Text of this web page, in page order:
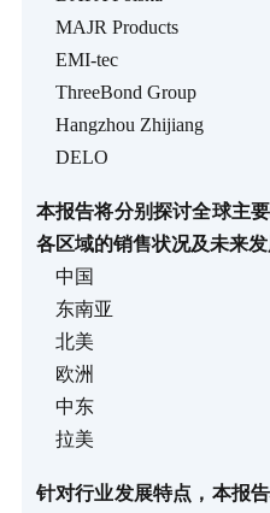
MAJR Products
EMI-tec
ThreeBond Group
Hangzhou Zhijiang
DELO
本报告将分别探讨全球主
各区域的销售状况及未来发
中国
东南亚
北美
欧洲
中东
拉美
针对行业发展特点，本报